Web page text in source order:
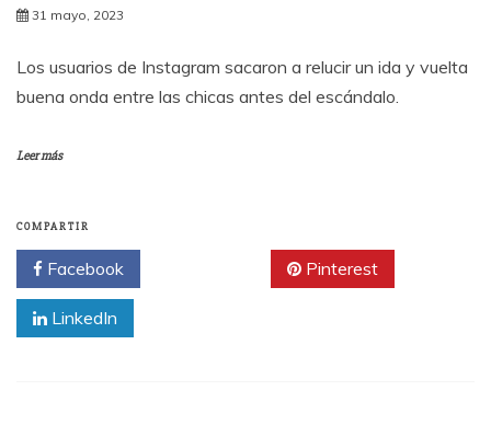
31 mayo, 2023
Los usuarios de Instagram sacaron a relucir un ida y vuelta
buena onda entre las chicas antes del escándalo.
Leer más
COMPARTIR
Facebook Pinterest
LinkedIn